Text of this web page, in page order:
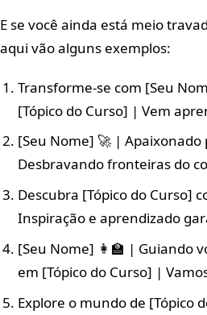
E se você ainda está meio
aqui vão alguns exemplos:
Transforme-se com [Seu
[Tópico do Curso] | Vem
[Seu Nome] 🚀 | Apaixonado
Desbravando fronteiras do
Descubra [Tópico do Curso]
Inspiração e aprendizado
[Seu Nome] 👩‍🏫 | Guiando
em [Tópico do Curso] |
Explore o mundo de [Tópico